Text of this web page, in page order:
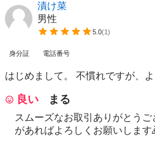
漬け菜
男性
5.0(1)
身分証 電話番号
はじめまして。 不慣れですが、
良い まる
スムーズなお取引ありがとう
があればよろしくお願いします